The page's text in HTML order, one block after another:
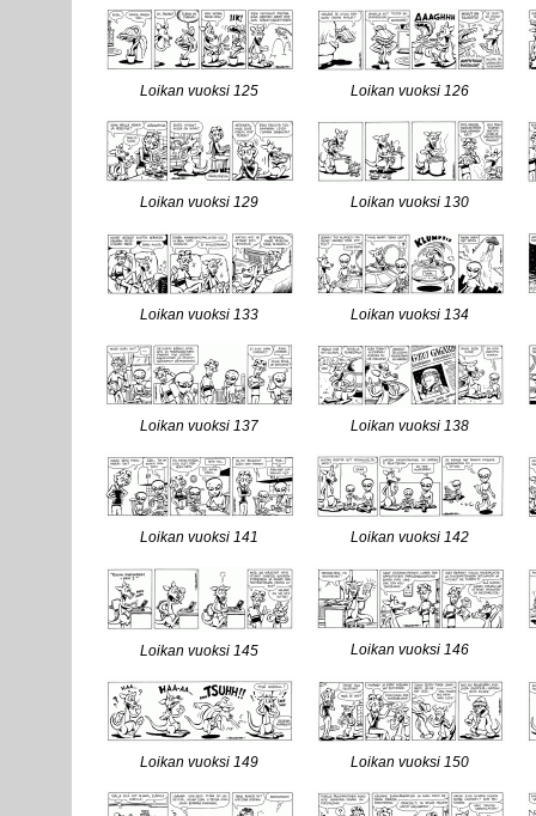
Loikan vuoksi 125 Loikan vuoksi 126
Loikan vuoksi 129 Loikan vuoksi 130
Loikan vuoksi 133 Loikan vuoksi 134
Loikan vuoksi 137 Loikan vuoksi 138
Loikan vuoksi 141 Loikan vuoksi 142
Loikan vuoksi 145 Loikan vuoksi 146
Loikan vuoksi 149 Loikan vuoksi 150